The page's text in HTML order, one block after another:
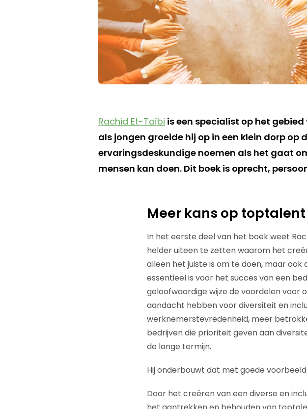
Rachid Et-Taïbi is een specialist op het
als jongen groeide hij op in een klein dorp op
ervaringsdeskundige noemen als het gaat
mensen kan doen. Dit boek is oprecht,
Meer kans op
In het eerste deel van het boek weet
helder uiteen te zetten waarom het
alleen het juiste is om te doen, maar
essentieel is voor het succes van een
geloofwaardige wijze de voordelen voor
aandacht hebben voor diversiteit en
werknemerstevredenheid, meer
bedrijven die prioriteit geven aan
de lange termijn.
Hij onderbouwt dat met goede
Door het creëren van een diverse en